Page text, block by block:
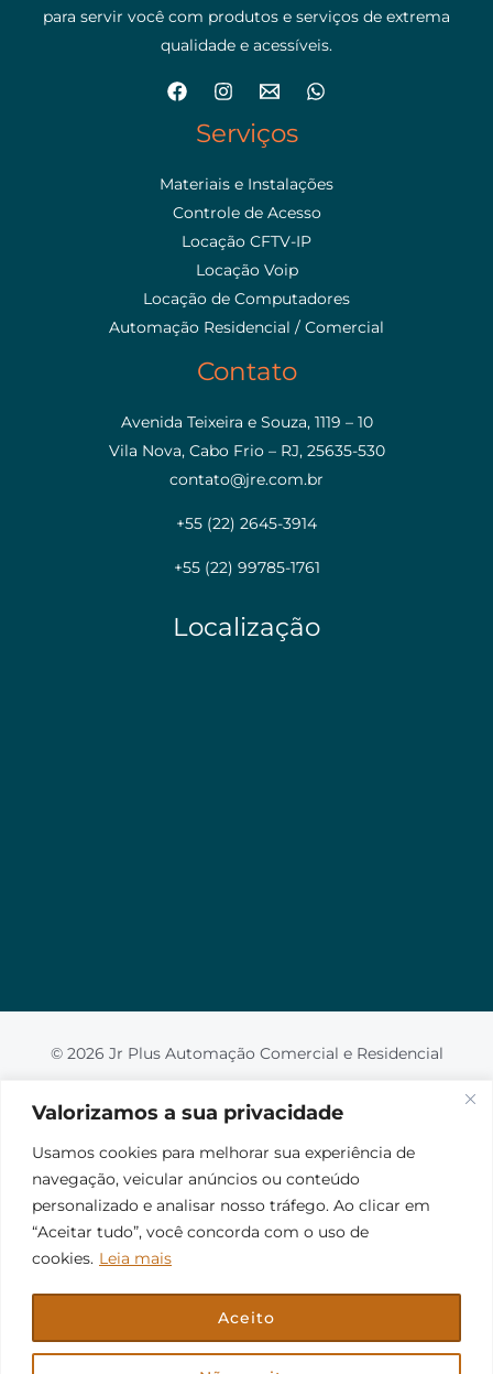
Valorizamos a sua privacidade
Usamos cookies para melhorar sua experiência de
navegação, veicular anúncios ou conteúdo
personalizado e analisar nosso tráfego. Ao clicar em
“Aceitar tudo”, você concorda com o uso de
cookies. Leia mais
Aceito
para servir você com produtos e serviços de extrema
qualidade e acessíveis.
Serviços
Materiais e Instalações
Controle de Acesso
Locação CFTV-IP
Locação Voip
Locação de Computadores
Automação Residencial / Comercial
Contato
Avenida Teixeira e Souza, 1119 – 10
Vila Nova, Cabo Frio – RJ, 25635-530
contato@jre.com.br
+55 (22) 2645-3914
+55 (22) 99785-1761
Localização
© 2026 Jr Plus Automação Comercial e Residencial